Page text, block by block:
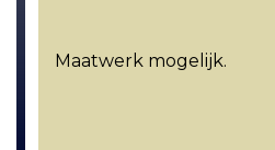
Maatwerk mogelijk.